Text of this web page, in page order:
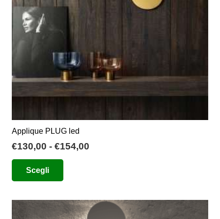
Applique PLUG led
€130,00 - €154,00
a
Scegli
più
varianti.